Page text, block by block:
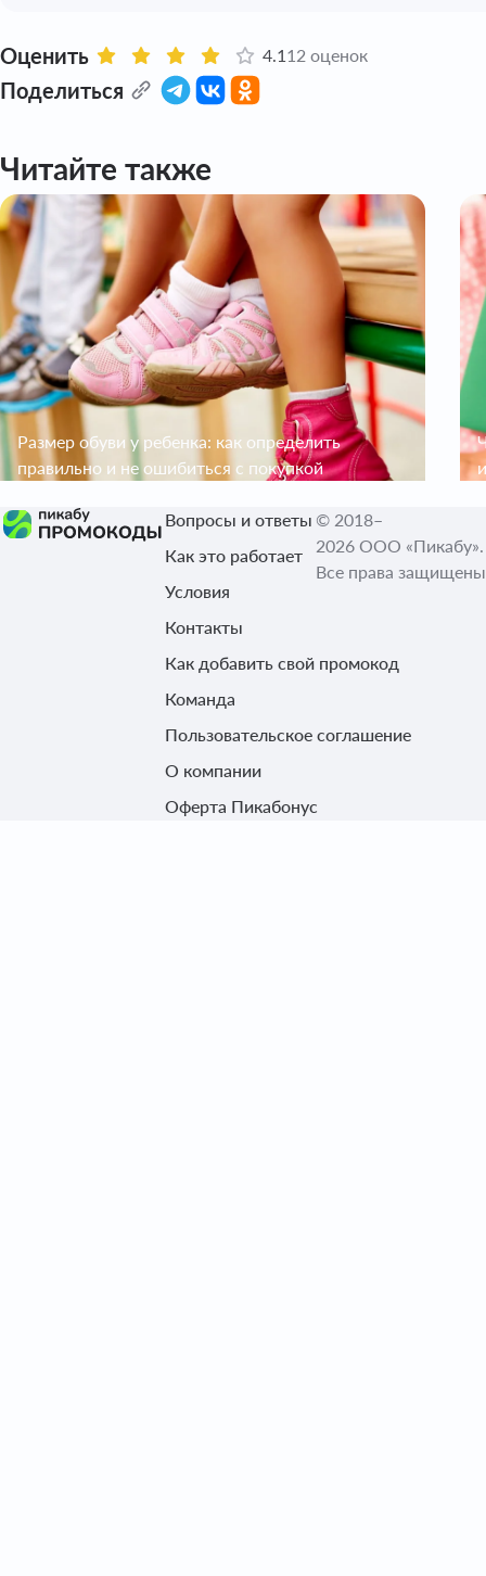
Оценить 4.1 12 оценок
Поделиться
Читайте также
Размер обуви у ребенка: как определить
правильно и не ошибиться с покупкой
Вопросы и ответы
Как это работает
Условия
Контакты
Как добавить свой промокод
Команда
Пользовательское соглашение
О компании
Оферта Пикабонус
© 2018–
2026 ООО «Пикабу».
Все права защищены